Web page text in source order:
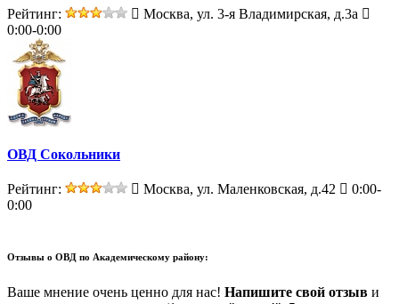
Рейтинг:
Москва, ул. 3-я Владимирская, д.3а
0:00-0:00
ОВД Сокольники
Рейтинг: Москва, ул. Маленковская, д.42
0:00-
0:00
Отзывы о ОВД по Академическому району:
Ваше мнение очень ценно для нас! Напишите свой отзыв и